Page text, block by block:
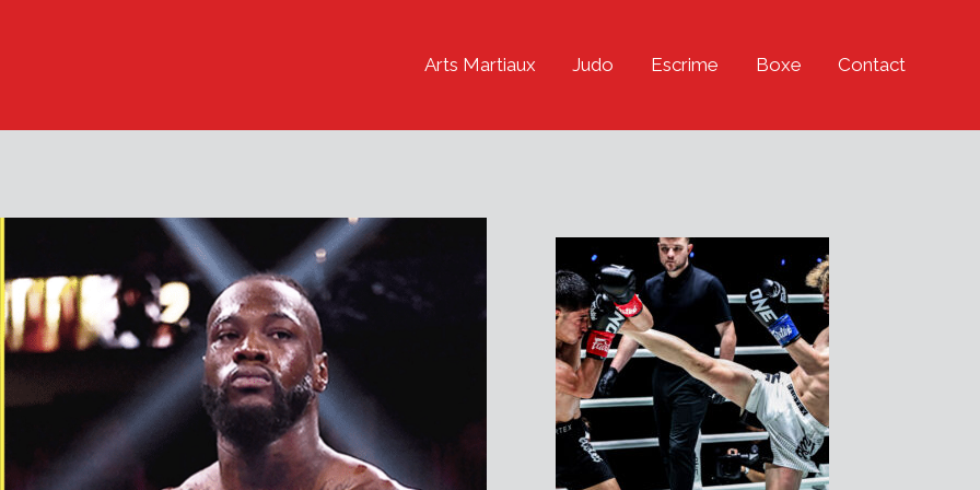
Arts Martiaux Judo Escrime Boxe Contact